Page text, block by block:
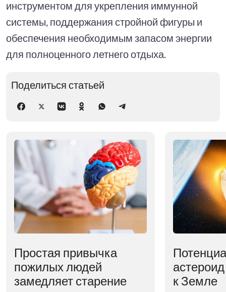
инструментом для укрепления иммунной
системы, поддержания стройной фигуры и
обеспечения необходимым запасом энергии
для полноценного летнего отдыха.
Поделиться статьей
Простая привычка
пожилых людей
замедляет старение
к Земле